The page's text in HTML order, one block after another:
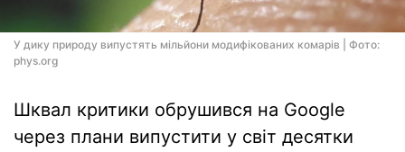
У дику природу випустять мільйони модифікованих комарів | Фото:
phys.org
Шквал критики обрушився на Google
через плани випустити у світ десятки